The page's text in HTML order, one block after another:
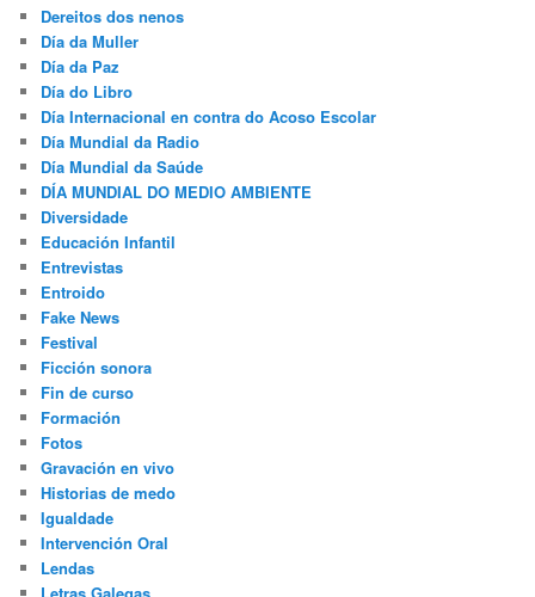
Dereitos dos nenos
Día da Muller
Día da Paz
Día do Libro
Día Internacional en contra do Acoso Escolar
Día Mundial da Radio
Día Mundial da Saúde
DÍA MUNDIAL DO MEDIO AMBIENTE
Diversidade
Educación Infantil
Entrevistas
Entroido
Fake News
Festival
Ficción sonora
Fin de curso
Formación
Fotos
Gravación en vivo
Historias de medo
Igualdade
Intervención Oral
Lendas